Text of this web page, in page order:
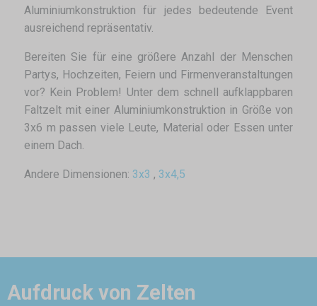
Aluminiumkonstruktion für jedes bedeutende Event
ausreichend repräsentativ.
Bereiten Sie für eine größere Anzahl der Menschen
Partys, Hochzeiten, Feiern und Firmenveranstaltungen
vor? Kein Problem! Unter dem schnell aufklappbaren
Faltzelt mit einer Aluminiumkonstruktion in Größe von
3x6 m passen viele Leute, Material oder Essen unter
einem Dach.
Andere Dimensionen: 3x3 , 3x4,5
Aufdruck von Zelten